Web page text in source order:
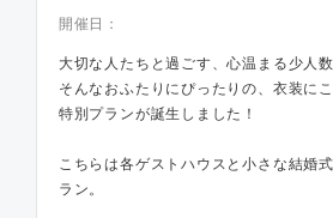
開催日：
大切な人たちと過ごす、心温まる少人
そんなおふたりにぴったりの、衣装に
特別プランが誕生しました！
こちらは各ゲストハウスと小さな結婚
ラン。